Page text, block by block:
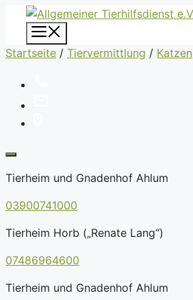
Zum
Inhalt
springen
Startseite / Tiervermittlung / Katzen
Tierheim und Gnadenhof Ahlum
03900741000
Tierheim Horb („Renate Lang“)
07486964600
Tierheim und Gnadenhof Ahlum